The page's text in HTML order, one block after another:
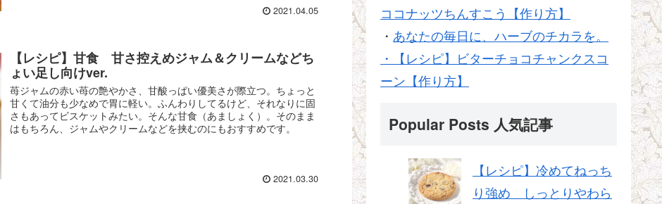
2021.04.05
【レシピ】甘食 甘さ控えめジャム＆クリームなどち
ょい足し向けver.
苺ジャムの赤い苺の艶やかさ、甘酸っぱい優美さが際立つ。ちょっと
甘くて油分も少なめで胃に軽い。ふんわりしてるけど、それなりに固
さもあってビスケットみたい。そんな甘食（あましょく）。そのまま
はもちろん、ジャムやクリームなどを挟むのにもおすすめです。
2021.03.30
ココナッツちんすこう【作り方】
・ あなたの毎日に、ハーブのチカラを。
・【レシピ】ビターチョコチャンクスコ
ーン【作り方】
Popular Posts 人気記事
【レシピ】冷めてねっち
り強め しっとりやわら